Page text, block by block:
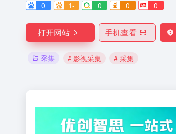
0
1- 0 0 0
打开网站 手机查看
采集 # 影视采集 # 采集